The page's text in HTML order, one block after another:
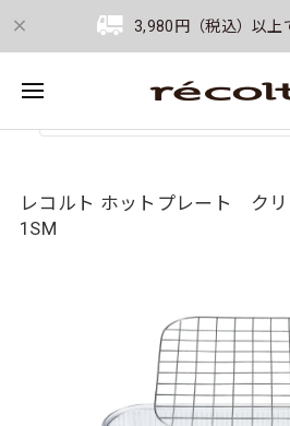
3,980円（税込）以上
レコルト ホットプレート クリ
1SM